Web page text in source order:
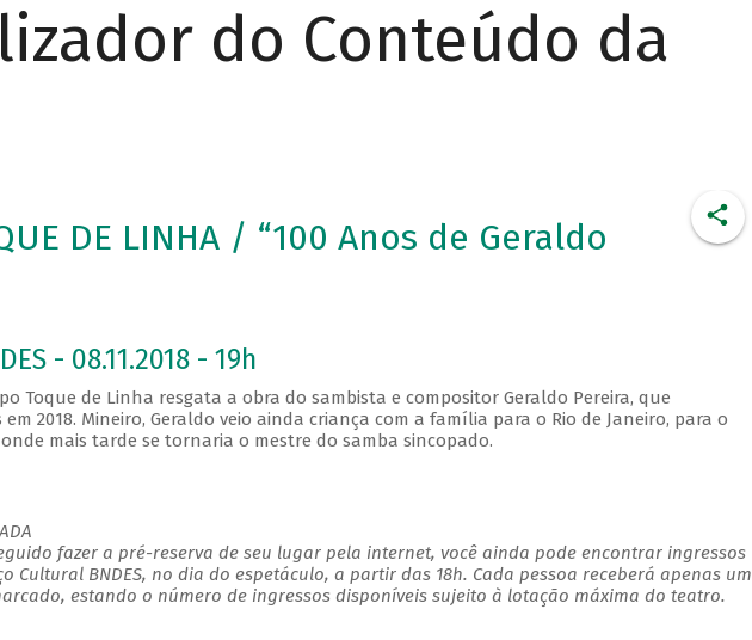
do Conteúdo da
DE LINHA / “100 Anos de Geraldo
- 08.11.2018 - 19h
Toque de Linha resgata a obra do sambista e compositor Geraldo Pereira, que
2018. Mineiro, Geraldo veio ainda criança com a família para o Rio de Janeiro, para o
mais tarde se tornaria o mestre do samba sincopado.
fazer a pré-reserva de seu lugar pela internet, você ainda pode encontrar ingressos
Cultural BNDES, no dia do espetáculo, a partir das 18h. Cada pessoa receberá apenas um
estando o número de ingressos disponíveis sujeito à lotação máxima do teatro.